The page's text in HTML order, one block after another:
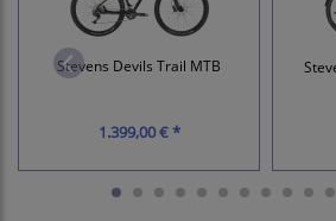
Stevens Devils Trail MTB
1.399,00 € *